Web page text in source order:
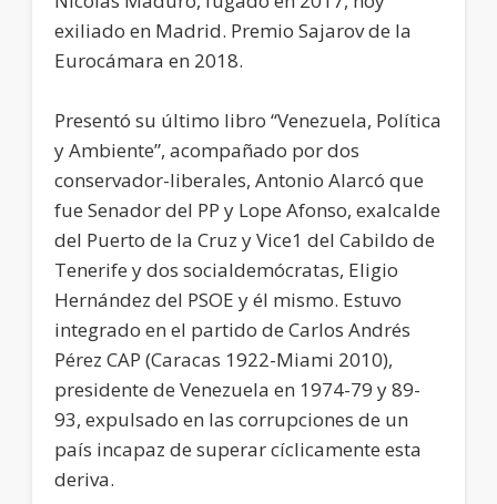
exiliado en Madrid. Premio Sajarov de la
Eurocámara en 2018.
Presentó su último libro “Venezuela, Política
y Ambiente”, acompañado por dos
conservador-liberales, Antonio Alarcó que
fue Senador del PP y Lope Afonso, exalcalde
del Puerto de la Cruz y Vice1 del Cabildo de
Tenerife y dos socialdemócratas, Eligio
Hernández del PSOE y él mismo. Estuvo
integrado en el partido de Carlos Andrés
Pérez CAP (Caracas 1922-Miami 2010),
presidente de Venezuela en 1974-79 y 89-
93, expulsado en las corrupciones de un
país incapaz de superar cíclicamente esta
deriva.